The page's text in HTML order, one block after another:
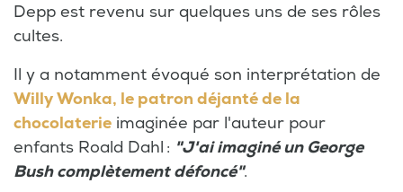
Depp est revenu sur quelques uns de ses rôles
cultes.
Il y a notamment évoqué son interprétation de
Willy Wonka, le patron déjanté de la
chocolaterie imaginée par l'auteur pour
enfants Roald Dahl : "J'ai imaginé un George
Bush complètement défoncé".